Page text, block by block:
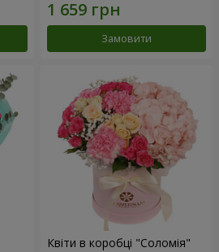
Замовити
Квіти в коробці "Соломія"